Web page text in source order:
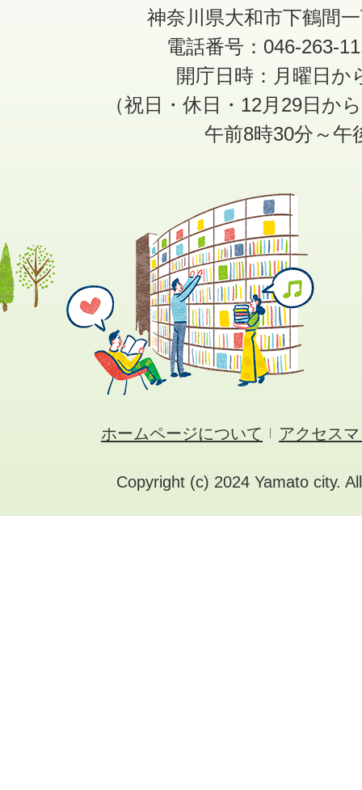
神奈川県大和市下鶴間
電話番号：046-263-
開庁日時：月曜日か
（祝日・休日・12月29日か
午前8時30分～午
ホームページについて アクセス
Copyright (c) 2024 Yamato city.